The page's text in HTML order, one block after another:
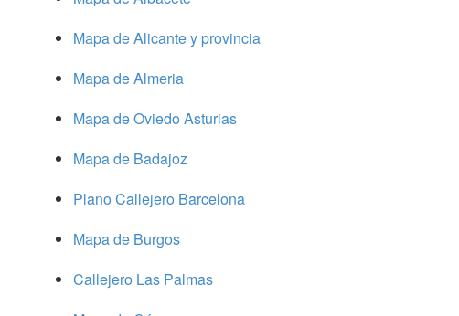
Mapa de Alicante y provincia
Mapa de Almeria
Mapa de Oviedo Asturias
Mapa de Badajoz
Plano Callejero Barcelona
Mapa de Burgos
Callejero Las Palmas